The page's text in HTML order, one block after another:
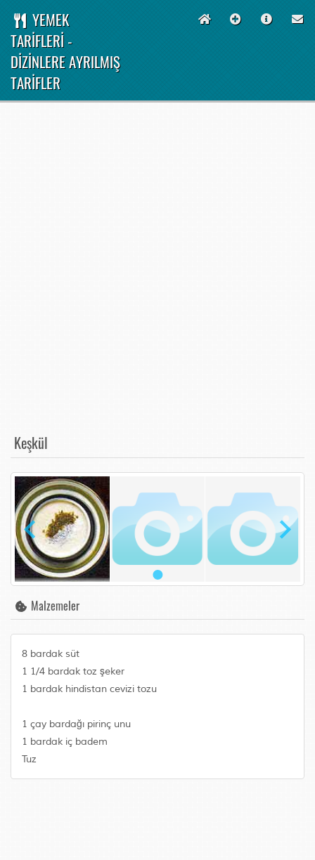
YEMEK
TARİFLERİ -
DİZİNLERE AYRILMIŞ
TARİFLER
Keşkül
Malzemeler
8 bardak süt
1 1/4 bardak toz şeker
1 bardak hindistan cevizi tozu
1 çay bardağı pirinç unu
1 bardak iç badem
Tuz